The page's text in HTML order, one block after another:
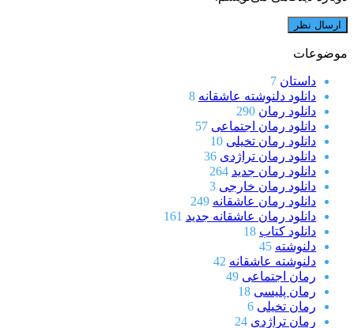
موضوعات
داستان 7
دانلود دلنوشته عاشقانه 8
دانلود رمان 290
دانلود رمان اجتماعی 57
دانلود رمان تخیلی 10
دانلود رمان تراژدی 36
دانلود رمان جدید 264
دانلود رمان خارجی 3
دانلود رمان عاشقانه 249
دانلود رمان عاشقانه جدید 161
دانلود کتاب 18
دلنوشته 45
دلنوشته عاشقانه 42
رمان اجتماعی 49
رمان پلیسی 18
رمان تخیلی 6
رمان تراژدی 24